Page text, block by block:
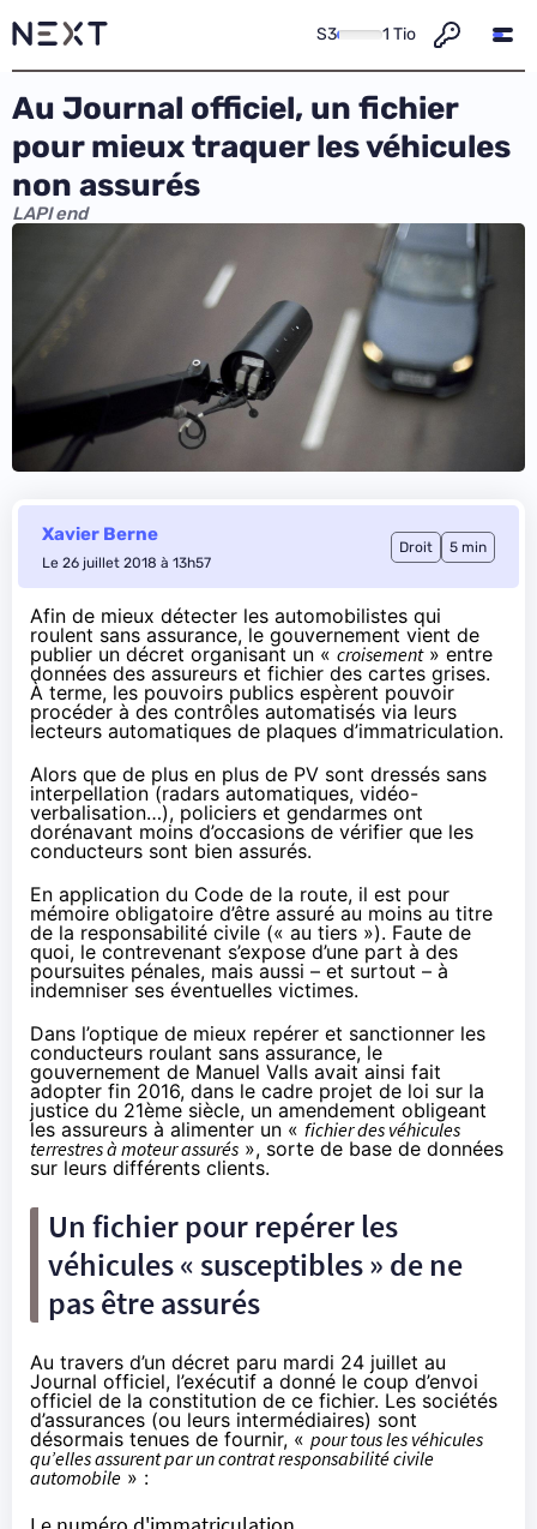
S3 1 Tio
Au Journal officiel, un fichier
pour mieux traquer les véhicules
non assurés
LAPI end
Xavier Berne
Le 26 juillet 2018 à 13h57
Droit 5 min
Afin de mieux détecter les automobilistes qui
roulent sans assurance, le gouvernement vient de
publier un décret organisant un « croisement» entre
données des assureurs et fichier des cartes grises.
À terme, les pouvoirs publics espèrent pouvoir
procéder à des contrôles automatisés via leurs
lecteurs automatiques de plaques d’immatriculation.
Alors que de plus en plus de PV sont dressés sans
interpellation (radars automatiques, vidéo-
verbalisation…), policiers et gendarmes ont
dorénavant moins d’occasions de vérifier que les
conducteurs sont bien assurés.
En application du Code de la route, il est pour
mémoire obligatoire d’être assuré au moins au titre
de la responsabilité civile (« au tiers »). Faute de
quoi, le contrevenant s’expose d’une part à des
poursuites pénales, mais aussi – et surtout – à
indemniser ses éventuelles victimes.
Dans l’optique de mieux repérer et sanctionner les
conducteurs roulant sans assurance, le
gouvernement de Manuel Valls avait ainsi fait
adopter fin 2016, dans le cadre projet de loi sur la
justice du 21ème siècle, un amendement obligeant
les assureurs à alimenter un « fichier des véhicules
terrestres à moteur assurés », sorte de base de données
sur leurs différents clients.
Un fichier pour repérer les
véhicules « susceptibles » de ne
pas être assurés
Au travers d’un décret paru mardi 24 juillet au
Journal officiel, l’exécutif a donné le coup d’envoi
officiel de la constitution de ce fichier. Les sociétés
d’assurances (ou leurs intermédiaires) sont
désormais tenues de fournir, « pour tous les véhicules
qu’elles assurent par un contrat responsabilité civile
automobile » :